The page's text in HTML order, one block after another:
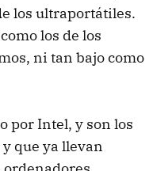
los ultraportátiles.
los de los
ni tan bajo como
por Intel, y son los
y que ya llevan